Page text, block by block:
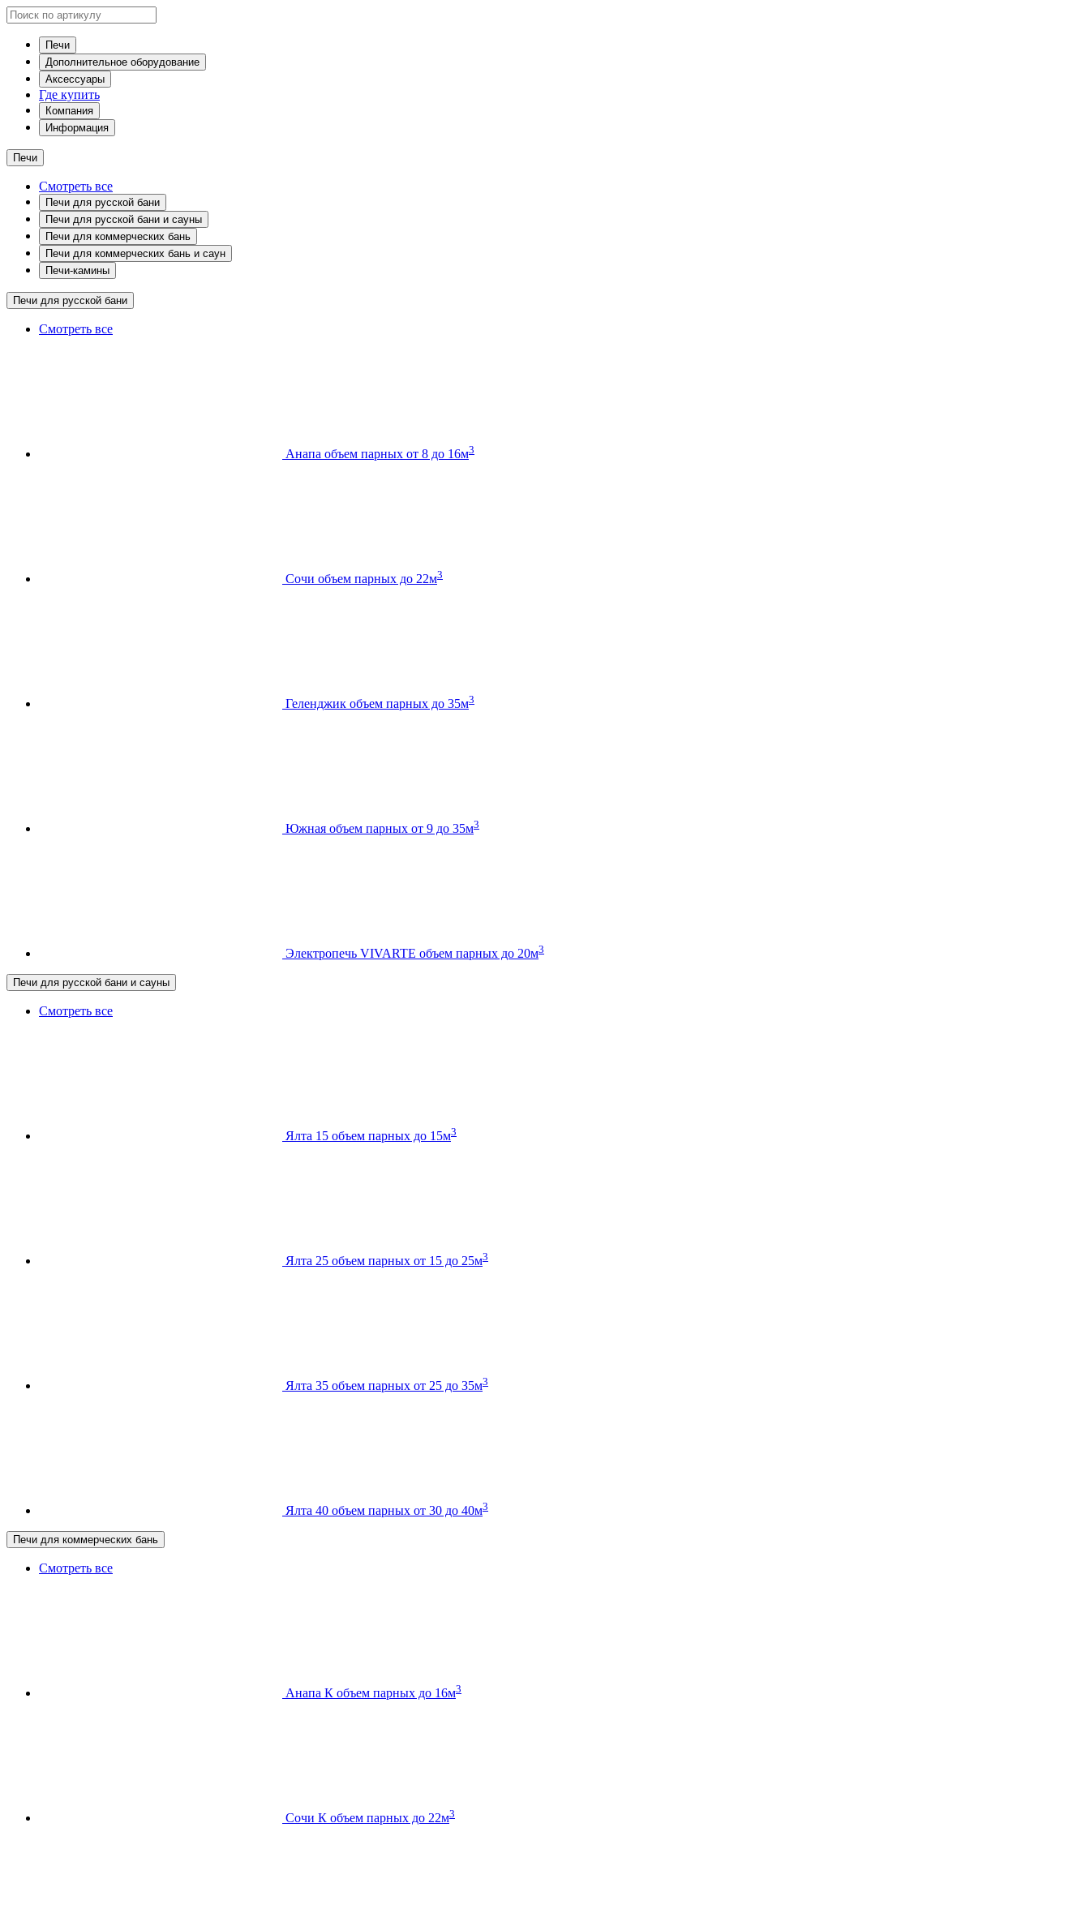
Печи
Дополнительное оборудование
Аксессуары
Где купить
Компания
Информация
Печи
Смотреть все
Печи для русской бани
Печи для русской бани и сауны
Печи для коммерческих бань
Печи для коммерческих бань и саун
Печи-камины
Печи для русской бани
Смотреть все
Анапа объем парных от 8 до 16м3
Сочи объем парных до 22м3
Геленджик объем парных до 35м3
Южная объем парных от 9 до 35м3
Электропечь VIVARTE объем парных до 20м3
Печи для русской бани и сауны
Смотреть все
Ялта 15 объем парных до 15м3
Ялта 25 объем парных от 15 до 25м3
Ялта 35 объем парных от 25 до 35м3
Ялта 40 объем парных от 30 до 40м3
Печи для коммерческих бань
Смотреть все
Анапа К объем парных до 16м3
Сочи К объем парных до 22м3